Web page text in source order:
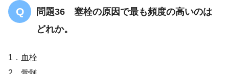
問題36 塞栓の原因で最も頻度の高いのは
どれか。
1．血栓